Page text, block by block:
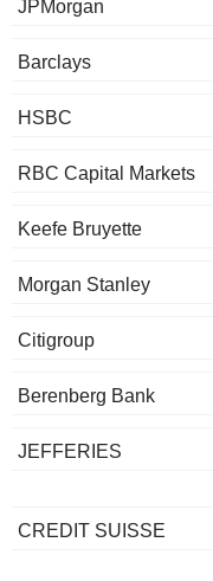
JPMorgan
Barclays
HSBC
RBC Capital Markets
Keefe Bruyette
Morgan Stanley
Citigroup
Berenberg Bank
JEFFERIES
CREDIT SUISSE